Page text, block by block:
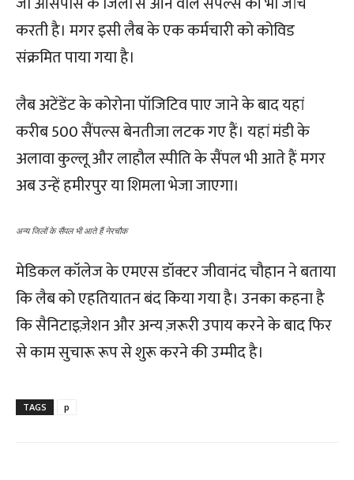
करती है। मगर इसी लैब के एक कर्मचारी को कोविड
संक्रमित पाया गया है।
लैब अटेंडेंट के कोरोना पॉजिटिव पाए जाने के बाद यहां
करीब 500 सैंपल्स बेनतीजा लटक गए हैं। यहां मंडी के
अलावा कुल्लू और लाहौल स्पीति के सैंपल भी आते हैं मगर
अब उन्हें हमीरपुर या शिमला भेजा जाएगा।
अन्य जिलों के सैंपल भी आते हैं नेरचौक
मेडिकल कॉलेज के एमएस डॉक्टर जीवानंद चौहान ने बताया
कि लैब को एहतियातन बंद किया गया है। उनका कहना है
कि सैनिटाइज़ेशन और अन्य ज़रूरी उपाय करने के बाद फिर
से काम सुचारू रूप से शुरू करने की उम्मीद है।
TAGS p